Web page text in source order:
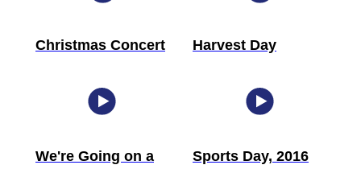
Christmas Concert Harvest Day
We're Going on a
Sports Day, 2016